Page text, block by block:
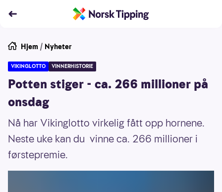
Hjem / Nyheter
VIKINGLOTTO VINNERHISTORIE
Potten stiger - ca. 266 millioner på
onsdag
Nå har Vikinglotto virkelig fått opp hornene.
Neste uke kan du vinne ca. 266 millioner i
førstepremie.